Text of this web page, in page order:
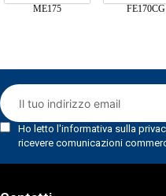
ME175 FE170CG